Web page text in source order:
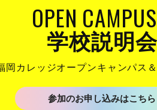
OPEN CAMPUS
学校説明会
岡カレッジオープンキャンパス
参加のお申し込みはこちら